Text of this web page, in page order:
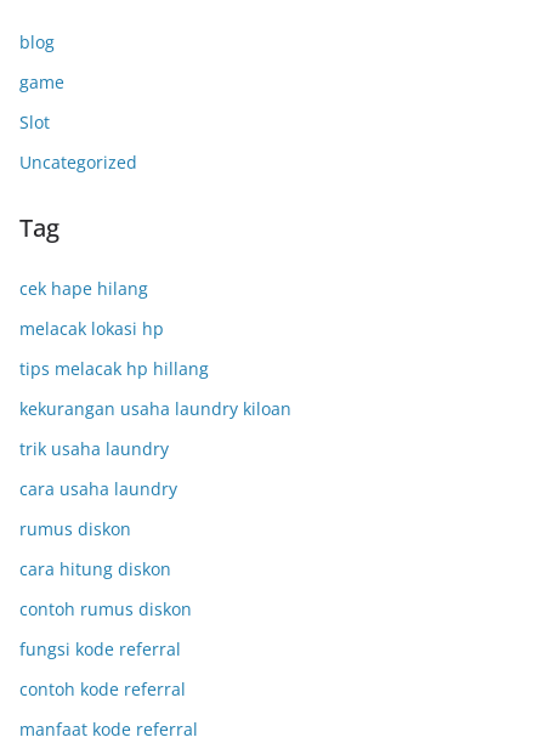
blog
game
Slot
Uncategorized
Tag
cek hape hilang
melacak lokasi hp
tips melacak hp hillang
kekurangan usaha laundry kiloan
trik usaha laundry
cara usaha laundry
rumus diskon
cara hitung diskon
contoh rumus diskon
fungsi kode referral
contoh kode referral
manfaat kode referral